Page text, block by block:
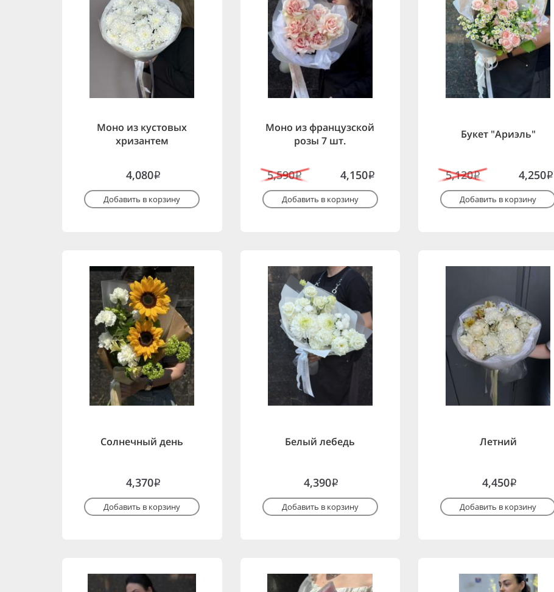
Моно из кустовых
хризантем
4,080i
Добавить в корзину
Моно из французской
розы 7 шт.
5,590i 4,150i
Добавить в корзину
Букет "Ариэль"
5,120i 4,250i
Добавить в корзину
Солнечный день
4,370i
Добавить в корзину
Белый лебедь
4,390i
Добавить в корзину
Летний
4,450i
Добавить в корзину